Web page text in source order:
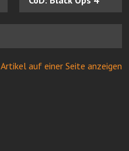
Artikel auf einer Seite anzeigen